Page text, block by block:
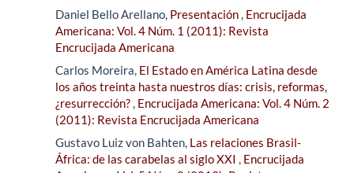
Daniel Bello Arellano, Presentación, Encrucijada
Americana: Vol. 4 Núm. 1 (2011): Revista
Encrucijada Americana
Carlos Moreira, El Estado en América Latina desde
los años treinta hasta nuestros días: crisis, reformas,
¿resurrección?, Encrucijada Americana: Vol. 4 Núm. 2
(2011): Revista Encrucijada Americana
Gustavo Luiz von Bahten, Las relaciones Brasil-
África: de las carabelas al siglo XXI , Encrucijada